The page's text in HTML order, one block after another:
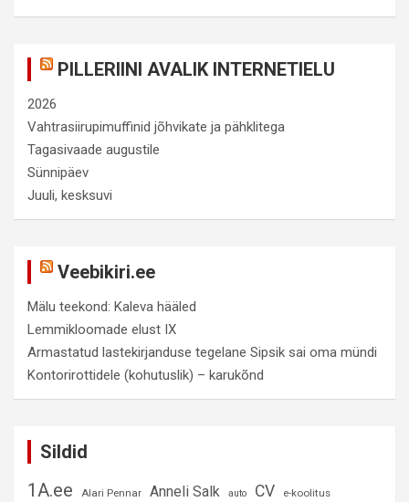
PILLERIINI AVALIK INTERNETIELU
2026
Vahtrasiirupimuffinid jõhvikate ja pähklitega
Tagasivaade augustile
Sünnipäev
Juuli, kesksuvi
Veebikiri.ee
Mälu teekond: Kaleva hääled
Lemmikloomade elust IX
Armastatud lastekirjanduse tegelane Sipsik sai oma mündi
Kontorirottidele (kohutuslik) – karukõnd
Sildid
1A.ee
Alari Pennar Anneli Salk auto CV e-koolitus